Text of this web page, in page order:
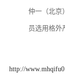
仲一（北京
员选用格外
http://